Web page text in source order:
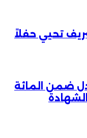
تحيي حفلاً
ضمن المائة